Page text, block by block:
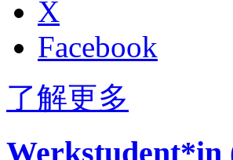
X
Facebook
了解更多
Werkstudent*in